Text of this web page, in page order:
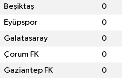
Beşiktaş 0
Eyüpspor 0
Galatasaray 0
Çorum FK 0
Gaziantep FK 0